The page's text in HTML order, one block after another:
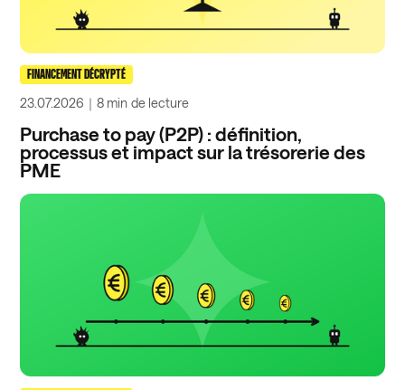
FINANCEMENT DÉCRYPTÉ
23.07.2026 ｜8 min de lecture
Purchase to pay (P2P) : définition,
processus et impact sur la trésorerie des
PME